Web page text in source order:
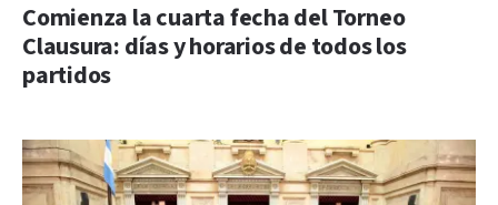
Comienza la cuarta fecha del Torneo
Clausura: días y horarios de todos los
partidos